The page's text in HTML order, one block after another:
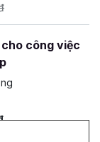
công việc